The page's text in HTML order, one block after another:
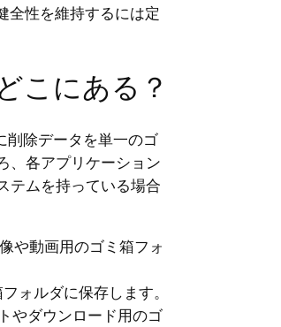
全性を維持するには定
こにある？
除データを単一のゴ
、各アプリケーション
テムを持っている場合
や動画用のゴミ箱フォ
ォルダに保存します。
やダウンロード用のゴ